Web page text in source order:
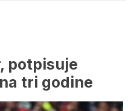
potpisuje
tri godine